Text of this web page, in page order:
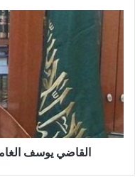
القاضي يوسف